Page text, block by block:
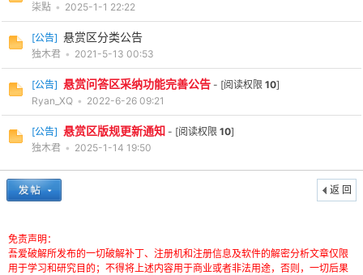
柒點 • 2025-1-1 22:22
[公告] 悬赏区分类公告
独木君 • 2021-5-13 00:53
[公告] 悬赏问答区采纳功能完善公告 - [阅读权限 10]
Ryan_XQ • 2022-6-26 09:21
[公告] 悬赏区版规更新通知 - [阅读权限 10]
独木君 • 2025-1-14 19:50
返 回
免责声明：
吾爱破解所发布的一切破解补丁、注册机和注册信息及软件的解密分析文章仅限
用于学习和研究目的；不得将上述内容用于商业或者非法用途，否则，一切后果